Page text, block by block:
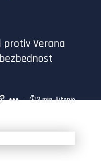
protiv Verana
3 min. čitanja